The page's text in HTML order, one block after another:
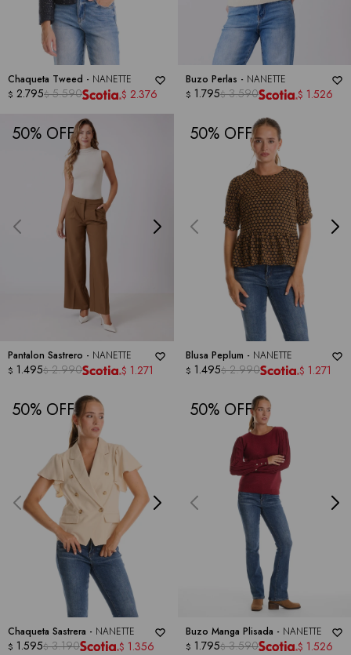
Chaqueta Tweed - NANETTE
$ 2.795$ 5.590 $ 2.376
Buzo Perlas - NANETTE
$ 1.795$ 3.590 $ 1.526
50
Pantalon Sastrero - NANETTE
$ 1.495$ 2.990 $ 1.271
50
Blusa Peplum - NANETTE
$ 1.495$ 2.990 $ 1.271
50
Chaqueta Sastrera - NANETTE
$ 1.595$ 3.190 $ 1.356
50
Buzo Manga Plisada - NANETTE
$ 1.795$ 3.590 $ 1.526